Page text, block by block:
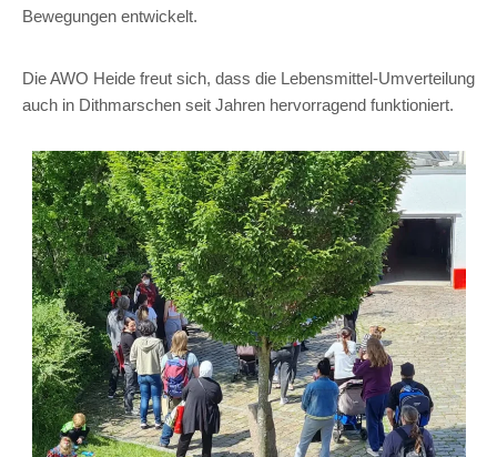
Bewegungen entwickelt.
Die AWO Heide freut sich, dass die Lebensmittel-Umverteilung
auch in Dithmarschen seit Jahren hervorragend funktioniert.